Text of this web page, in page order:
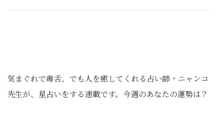
気まぐれで毒舌、でも人を癒してくれる占い師・ニャンコ
先生が、星占いをする連載です。今週のあなたの運勢は？